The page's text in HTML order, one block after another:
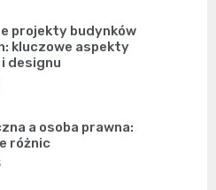
projekty budynków
kluczowe aspekty
designu
a osoba prawna:
różnic